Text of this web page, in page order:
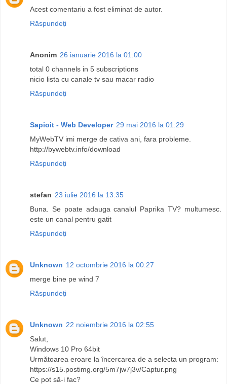
Acest comentariu a fost eliminat de autor.
Răspundeți
Anonim 26 ianuarie 2016 la 01:00
total 0 channels in 5 subscriptions
nicio lista cu canale tv sau macar radio
Răspundeți
Sapioit - Web Developer 29 mai 2016 la 01:29
MyWebTV imi merge de cativa ani, fara probleme.
http://bywebtv.info/download
Răspundeți
stefan 23 iulie 2016 la 13:35
Buna. Se poate adauga canalul Paprika TV? multumesc.
este un canal pentru gatit
Răspundeți
Unknown 12 octombrie 2016 la 00:27
merge bine pe wind 7
Răspundeți
Unknown 22 noiembrie 2016 la 02:55
Salut,
Windows 10 Pro 64bit
Următoarea eroare la încercarea de a selecta un program:
https://s15.postimg.org/5m7jw7j3v/Captur.png
Ce pot să-i fac?